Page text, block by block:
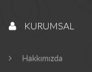
KURUMSAL
Hakkımızda